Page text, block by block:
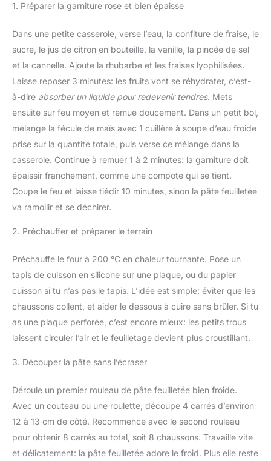
1. Préparer la garniture rose et bien épaisse
Dans une petite casserole, verse l’eau, la confiture de fraise, le
sucre, le jus de citron en bouteille, la vanille, la pincée de sel
et la cannelle. Ajoute la rhubarbe et les fraises lyophilisées.
Laisse reposer 3 minutes: les fruits vont se réhydrater, c’est-
à-dire absorber un liquide pour redevenir tendres. Mets
ensuite sur feu moyen et remue doucement. Dans un petit bol,
mélange la fécule de maïs avec 1 cuillère à soupe d’eau froide
prise sur la quantité totale, puis verse ce mélange dans la
casserole. Continue à remuer 1 à 2 minutes: la garniture doit
épaissir franchement, comme une compote qui se tient.
Coupe le feu et laisse tiédir 10 minutes, sinon la pâte feuilletée
va ramollir et se déchirer.
2. Préchauffer et préparer le terrain
Préchauffe le four à 200 °C en chaleur tournante. Pose un
tapis de cuisson en silicone sur une plaque, ou du papier
cuisson si tu n’as pas le tapis. L’idée est simple: éviter que les
chaussons collent, et aider le dessous à cuire sans brûler. Si tu
as une plaque perforée, c’est encore mieux: les petits trous
laissent circuler l’air et le feuilletage devient plus croustillant.
3. Découper la pâte sans l’écraser
Déroule un premier rouleau de pâte feuilletée bien froide.
Avec un couteau ou une roulette, découpe 4 carrés d’environ
12 à 13 cm de côté. Recommence avec le second rouleau
pour obtenir 8 carrés au total, soit 8 chaussons. Travaille vite
et délicatement: la pâte feuilletée adore le froid. Plus elle reste